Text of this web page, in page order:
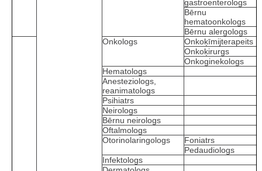
gastroenterologs
Bērnu
hematoonkologs
Bērnu alergologs
Onkologs
Onkoķīmijterapeits
Onkoķirurgs
Onkoginekologs
Hematologs
Anesteziologs,
reanimatologs
Psihiatrs
Neirologs
Bērnu neirologs
Oftalmologs
Otorinolaringologs
Foniatrs
Pedaudiologs
Infektologs